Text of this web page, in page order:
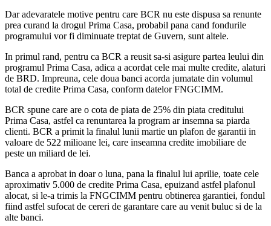
Dar adevaratele motive pentru care BCR nu este dispusa sa renunte
prea curand la drogul Prima Casa, probabil pana cand fondurile
programului vor fi diminuate treptat de Guvern, sunt altele.
In primul rand, pentru ca BCR a reusit sa-si asigure partea leului din
programul Prima Casa, adica a acordat cele mai multe credite, alaturi
de BRD. Impreuna, cele doua banci acorda jumatate din volumul
total de credite Prima Casa, conform datelor FNGCIMM.
BCR spune care are o cota de piata de 25% din piata creditului
Prima Casa, astfel ca renuntarea la program ar insemna sa piarda
clienti. BCR a primit la finalul lunii martie un plafon de garantii in
valoare de 522 milioane lei, care inseamna credite imobiliare de
peste un miliard de lei.
Banca a aprobat in doar o luna, pana la finalul lui aprilie, toate cele
aproximativ 5.000 de credite Prima Casa, epuizand astfel plafonul
alocat, si le-a trimis la FNGCIMM pentru obtinerea garantiei, fondul
fiind astfel sufocat de cereri de garantare care au venit buluc si de la
alte banci.